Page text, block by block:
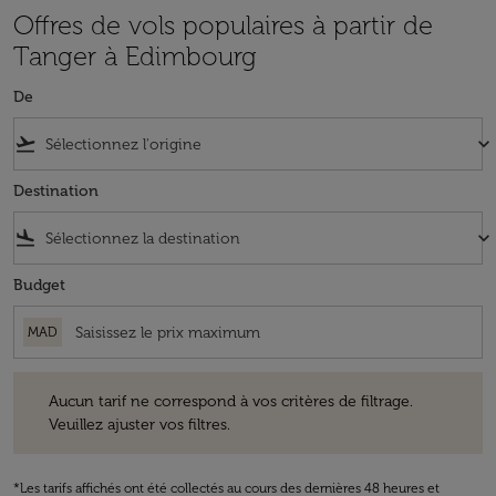
Offres de vols populaires à partir de
Tanger à Edimbourg
De
flight_takeoff keyboard_arrow_down
Destination
flight_land keyboard_arrow_down
Budget
MAD
Aucun tarif ne correspond à vos critères de filtrage.
Veuillez ajuster vos filtres.
*Les tarifs affichés ont été collectés au cours des dernières 48 heures et